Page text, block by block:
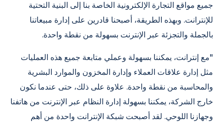
جميع مواقع التجارة الإلكترونية الخاصة بنا إلى البنية التحتية
للإنترانت. وبهذه الطريقة، أصبحنا قادرين على إدارة مبيعاتنا
بالجملة والتجزئة عبر الإنترنت بسهولة من نقطة واحدة.
"مع إنترانت، يمكننا بسهولة وعملي متابعة جميع هذه العمليات
مثل إدارة علاقات العملاء وإدارة المخزون والموارد البشرية
والمحاسبة من نقطة واحدة. علاوة على ذلك، حتى عندما نكون
خارج الشركة، يمكننا بسهولة إدارة النظام عبر الإنترنت من هاتفنا
وجهازنا اللوحي. لقد أصبحت شبكة الإنترانت واحدة من أهم